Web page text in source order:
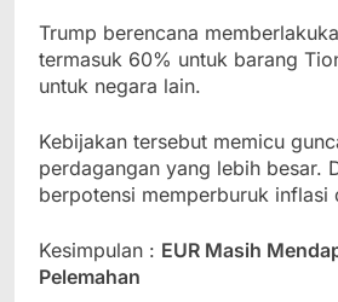
Trump berencana
termasuk 60% untuk barang
untuk negara lain.
Kebijakan tersebut memicu
perdagangan yang lebih besar.
berpotensi memperburuk inflasi
Kesimpulan : EUR Masih
Pelemahan